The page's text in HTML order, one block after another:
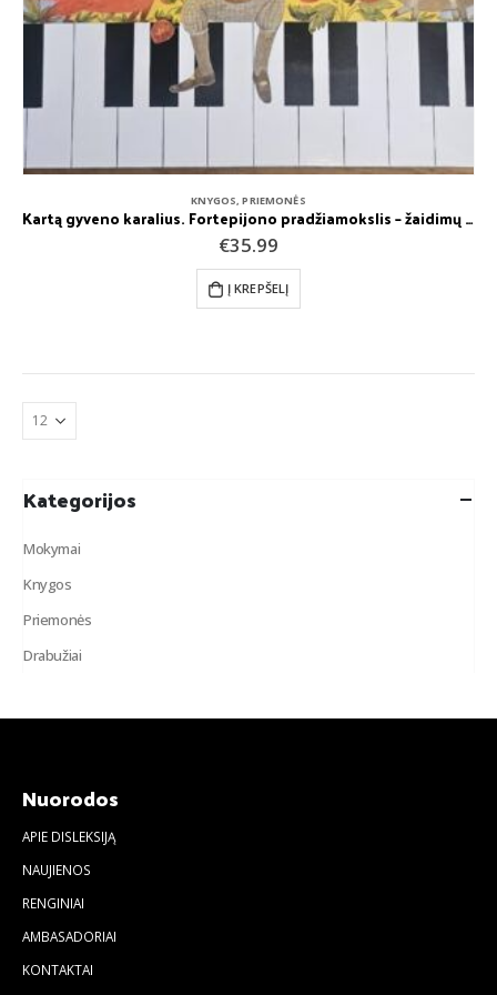
KNYGOS,PRIEMONĖS
Kartą gyveno karalius. Fortepijono pradžiamokslis – žaidimų knyga. Ramunė Dačinskienė
€35.99
Į KREPŠELĮ
Kategorijos
Mokymai
Knygos
Priemonės
Drabužiai
Nuorodos
APIE DISLEKSIJĄ
NAUJIENOS
RENGINIAI
AMBASADORIAI
KONTAKTAI